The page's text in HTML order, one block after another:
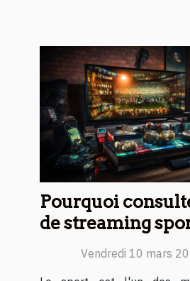
Pourquoi
de streaming
Vendredi 10 mars